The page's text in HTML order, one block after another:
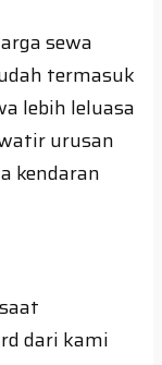
sewa
termasuk
lebih leluasa
urusan
kendaran
dari kami